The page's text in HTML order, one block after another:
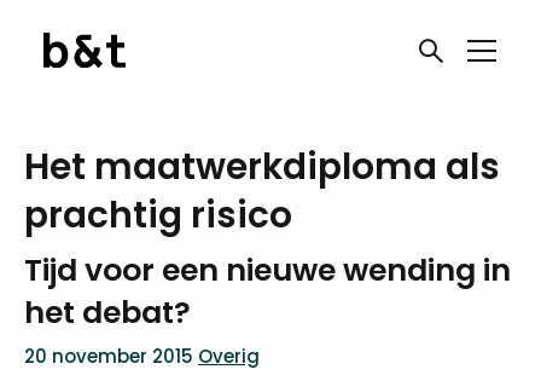
Het maatwerkdiploma als
prachtig risico
Tijd voor een nieuwe wending in
het debat?
20 november 2015 Overig